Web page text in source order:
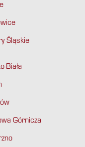
Śląskie
Biała
Górnicza